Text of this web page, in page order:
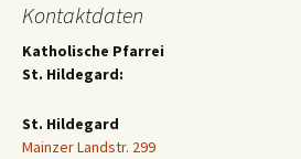
Kontaktdaten
Katholische Pfarrei
St. Hildegard:
St. Hildegard
Mainzer Landstr. 299